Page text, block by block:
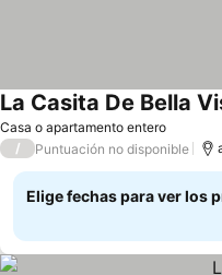
Casa o apartamento entero
La Casita De Bella
/ Puntuación no disponible
Elige fechas para ver los